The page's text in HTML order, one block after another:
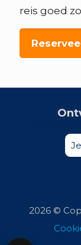
reis goed
2026 ©